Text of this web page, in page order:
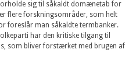
sig til såkaldt domænetab for
flere forskningsområder, som helt
foreslår man såkaldte termbanker.
har den kritiske tilgang til
som bliver forstærket med brugen af